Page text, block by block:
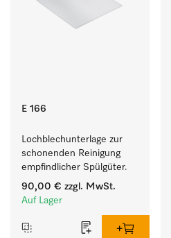
E 166
Lochblechunterlage zur
schonenden Reinigung
empfindlicher Spülgüter.
90,00 € zzgl. MwSt.
Auf Lager